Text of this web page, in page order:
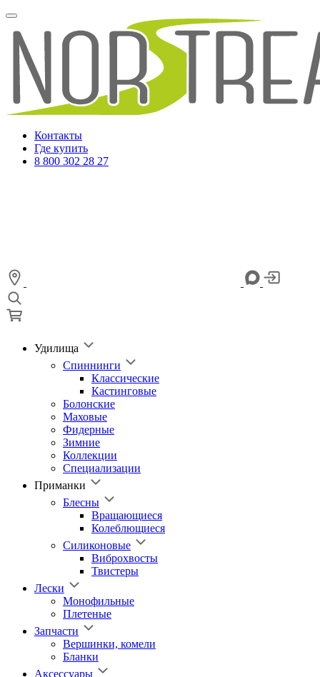
Контакты
Где купить
8 800 302 28 27
Удилища
Спиннинги
Классические
Кастинговые
Болонские
Маховые
Фидерные
Зимние
Коллекции
Специализации
Приманки
Блесны
Вращающиеся
Колеблющиеся
Силиконовые
Виброхвосты
Твистеры
Лески
Монофильные
Плетеные
Запчасти
Вершинки, комели
Бланки
Аксессуары